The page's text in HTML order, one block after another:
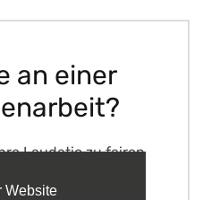
Website
an einer
Laudatio zu fairen